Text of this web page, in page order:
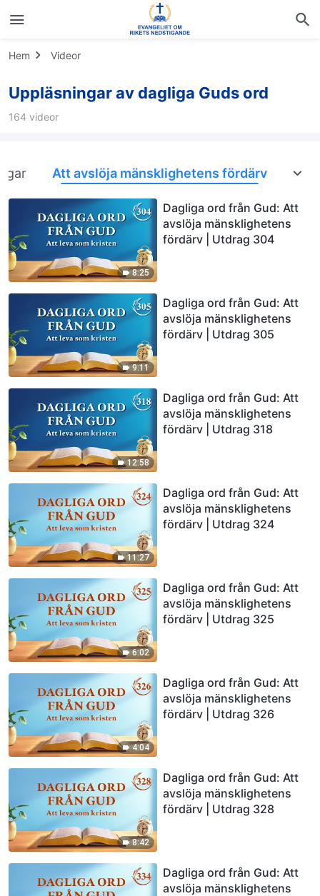
Hem Videor
Uppläsningar av dagliga Guds ord
164 videor
Att avslöja mänsklighetens fördärv
8:25
Dagliga ord från Gud: Att
avslöja mänsklighetens
fördärv | Utdrag 304
9:11
Dagliga ord från Gud: Att
avslöja mänsklighetens
fördärv | Utdrag 305
12:58
Dagliga ord från Gud: Att
avslöja mänsklighetens
fördärv | Utdrag 318
11:27
Dagliga ord från Gud: Att
avslöja mänsklighetens
fördärv | Utdrag 324
6:02
Dagliga ord från Gud: Att
avslöja mänsklighetens
fördärv | Utdrag 325
4:04
Dagliga ord från Gud: Att
avslöja mänsklighetens
fördärv | Utdrag 326
8:42
Dagliga ord från Gud: Att
avslöja mänsklighetens
fördärv | Utdrag 328
Dagliga ord från Gud: Att
avslöja mänsklighetens